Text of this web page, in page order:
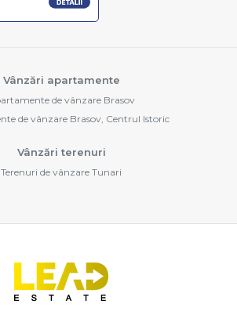
Vânzări apartamente
de vânzare Brasov
de vânzare Brasov, Centrul Istoric
Vânzări terenuri
Terenuri de vânzare Tunari